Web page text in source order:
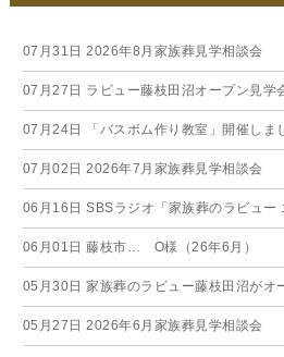
07月31日 2026年8月家族葬見学相談会
07月27日 ラビュー藤枝田沼オープン見学
07月24日 「バスボム作り教室」開催しま
07月02日 2026年7月家族葬見学相談会
06月16日 SBSラジオ「家族葬のラビュー エンディングストーリー
06月01日 藤枝市… O様（26年6月）
05月30日 家族葬のラビュー藤枝田沼がオ
05月27日 2026年6月家族葬見学相談会